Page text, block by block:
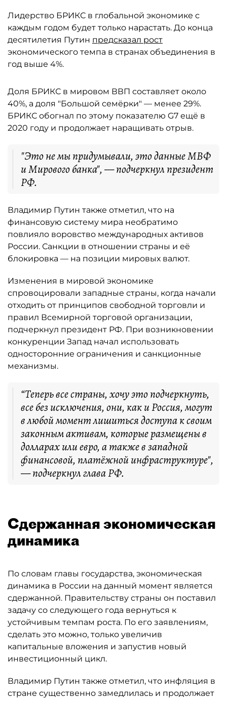
Лидерство БРИКС в глобальной экономике с
каждым годом будет только нарастать. До конца
десятилетия Путин предсказал рост
экономического темпа в странах объединения в
год выше 4%.
Доля БРИКС в мировом ВВП составляет около
40%, а доля "Большой семёрки" — менее 29%.
БРИКС обогнал по этому показателю G7 ещё в
2020 году и продолжает наращивать отрыв.
"Это не мы придумывали, это данные МВФ
и Мирового банка", — подчеркнул президент
РФ.
Владимир Путин также отметил, что на
финансовую систему мира необратимо
повлияло воровство международных активов
России. Санкции в отношении страны и её
блокировка — на позиции мировых валют.
Изменения в мировой экономике
спровоцировали западные страны, когда начали
отходить от принципов свободной торговли и
правил Всемирной торговой организации,
подчеркнул президент РФ. При возникновении
конкуренции Запад начал использовать
односторонние ограничения и санкционные
механизмы.
“Теперь все страны, хочу это подчеркнуть,
все без исключения, они, как и Россия, могут
в любой момент лишиться доступа к своим
законным активам, которые размещены в
долларах или евро, а также в западной
финансовой, платёжной инфраструктуре",
— подчеркнул глава РФ.
Сдержанная экономическая
динамика
По словам главы государства, экономическая
динамика в России на данный момент является
сдержанной. Правительству страны он поставил
задачу со следующего года вернуться к
устойчивым темпам роста. По его заявлениям,
сделать это можно, только увеличив
капитальные вложения и запустив новый
инвестиционный цикл.
Владимир Путин также отметил, что инфляция в
стране существенно замедлилась и продолжает